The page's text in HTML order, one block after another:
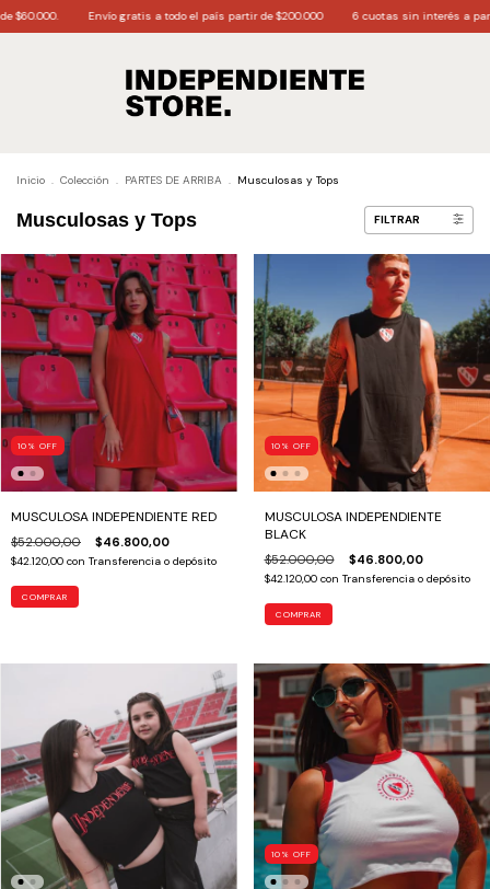
Envío gratis a todo el país partir de $200.000 6 cuotas sin interés a partir de $170.000
Inicio . Colección . PARTES DE ARRIBA . Musculosas y Tops
Musculosas y Tops FILTRAR
10 % OFF
MUSCULOSA INDEPENDIENTE RED
$52.000,00 $46.800,00
$42.120,00 con Transferencia o depósito
COMPRAR
10 % OFF
MUSCULOSA INDEPENDIENTE
BLACK
$52.000,00 $46.800,00
$42.120,00 con Transferencia o depósito
COMPRAR
10 % OFF